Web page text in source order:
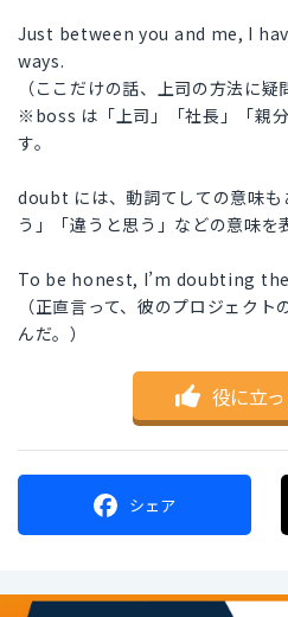
Just between you and me, I
ways.
（ここだけの話、上司の方法に疑
※boss は「上司」「社長」「親
す。
doubt には、動詞てしての意味も
う」「違うと思う」などの意味を
To be honest, I’m doubting
（正直言って、彼のプロジェク
んだ。）
役に立
シェア